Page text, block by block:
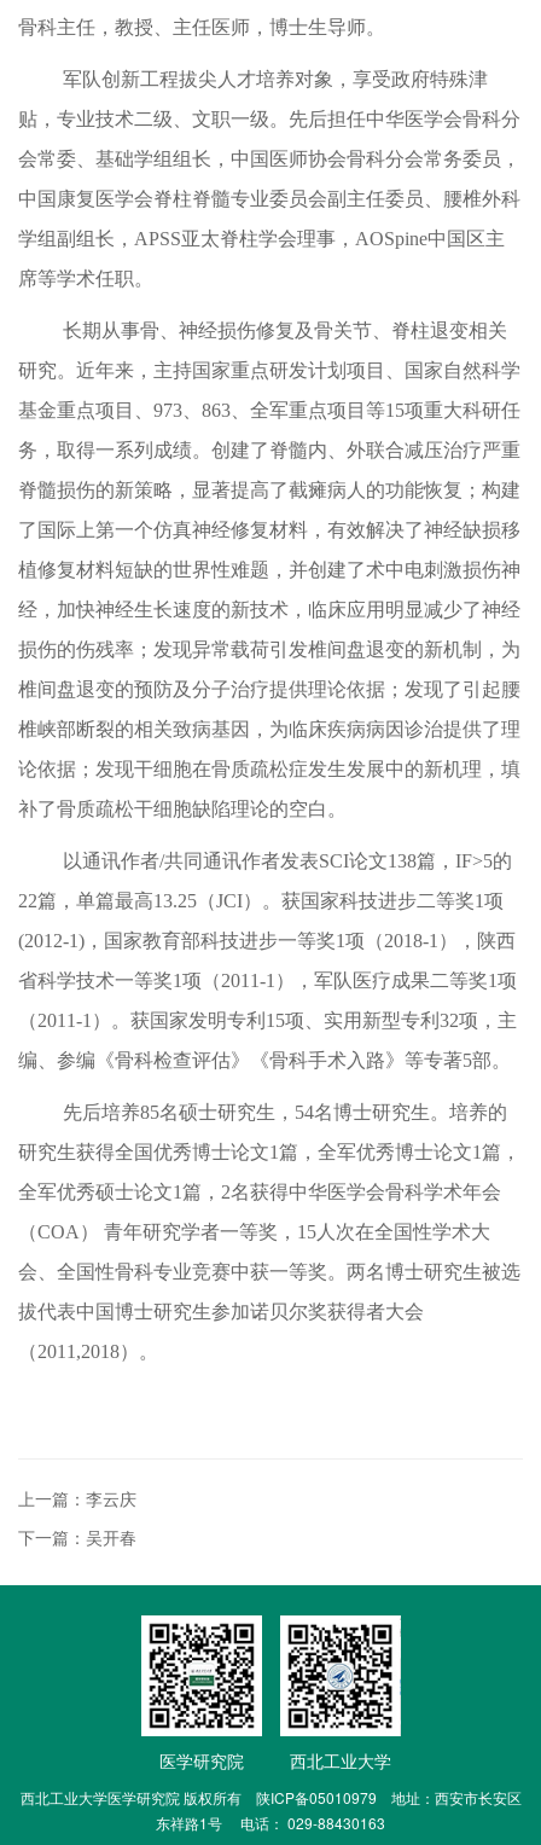
骨科主任，教授、主任医师，博士生导师。
军队创新工程拔尖人才培养对象，享受政府特殊津
贴，专业技术二级、文职一级。先后担任中华医学会骨科分
会常委、基础学组组长，中国医师协会骨科分会常务委员，
中国康复医学会脊柱脊髓专业委员会副主任委员、腰椎外科
学组副组长， APSS亚太脊柱学会理事， AOSpine中国区主
席等学术任职。
长期从事骨、神经损伤修复及骨关节、脊柱退变相关
研究。近年来，主持国家重点研发计划项目、国家自然科学
基金重点项目、 973 863 、全军重点项目等15项重大科研任
务，取得一系列成绩。创建了脊髓内、外联合减压治疗严重
脊髓损伤的新策略，显著提高了截瘫病人的功能恢复；构建
了国际上第一个仿真神经修复材料，有效解决了神经缺损移
植修复材料短缺的世界性难题，并创建了术中电刺激损伤神
经，加快神经生长速度的新技术，临床应用明显减少了神经
损伤的伤残率；发现异常载荷引发椎间盘退变的新机制，为
椎间盘退变的预防及分子治疗提供理论依据；发现了引起腰
椎峡部断裂的相关致病基因，为临床疾病病因诊治提供了理
论依据；发现干细胞在骨质疏松症发生发展中的新机理，填
补了骨质疏松干细胞缺陷理论的空白。
以通讯作者/共同通讯作者发表SCI论文138篇， IF>5的
22篇，单篇最高13.25 （JCI） 。获国家科技进步二等奖1项
(2012-1) ，国家教育部科技进步一等奖1项（2018-1 ），陕西
省科学技术一等奖1项（2011-1 ），军队医疗成果二等奖1项
（2011-1 ）。获国家发明专利 15项、实用新型专利 32项，主
编、参编《骨科检查评估》《骨科手术入路》等专著5部。
先后培养85名硕士研究生， 54名博士研究生。培养的
研究生获得全国优秀博士论文1篇，全军优秀博士论文1篇，
全军优秀硕士论文1篇， 2名获得中华医学会骨科学术年会
（COA ） 青年研究学者一等奖， 15 人次在全国性学术大
会、全国性骨科专业竞赛中获一等奖。两名博士研究生被选
拔代表中国博士研究生参加诺贝尔奖获得者大会
（2011,2018）。
上一篇：李云庆
下一篇：吴开春
医学研究院 西北工业大学
西北工业大学医学研究院 版权所有 陕ICP备05010979 地址：西安市长安区
东祥路1号 电话： 029-88430163